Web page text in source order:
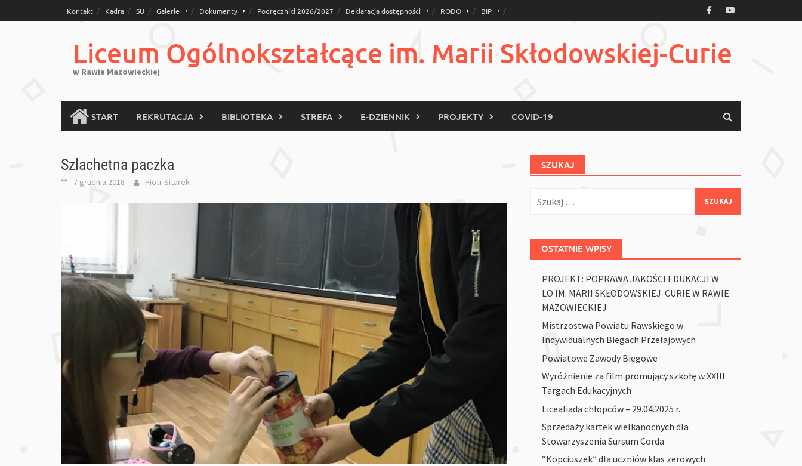
to
Kontakt Kadra SU Galerie Dokumenty Podręczniki 2026/2027 Deklaracja dostępności RODO BIP
Liceum Ogólnokształcące im. Marii Skłodowskiej-Curie
w Rawie Mazowieckiej
START REKRUTACJA BIBLIOTEKA STREFA E-DZIENNIK PROJEKTY COVID-19
Szlachetna paczka
7 grudnia 2018 Piotr Sitarek
SZUKAJ
OSTATNIE WPISY
PROJEKT: POPRAWA JAKOŚCI EDUKACJI W
LO IM. MARII SKŁODOWSKIEJ-CURIE W RAWIE
MAZOWIECKIEJ
Mistrzostwa Powiatu Rawskiego w
Indywidualnych Biegach Przełajowych
Powiatowe Zawody Biegowe
Wyróżnienie za film promujący szkołę w XXIII
Targach Edukacyjnych
Licealiada chłopców – 29.04.2025 r.
Sprzedaży kartek wielkanocnych dla
Stowarzyszenia Sursum Corda
“Kopciuszek” dla uczniów klas zerowych